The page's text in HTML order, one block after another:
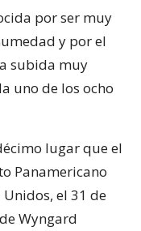
por ser muy
y por el
subida muy
uno de los ocho
lugar que el
Panamericano
el 31 de
Wyngard